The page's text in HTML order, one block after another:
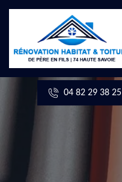
04 82 29 38 25